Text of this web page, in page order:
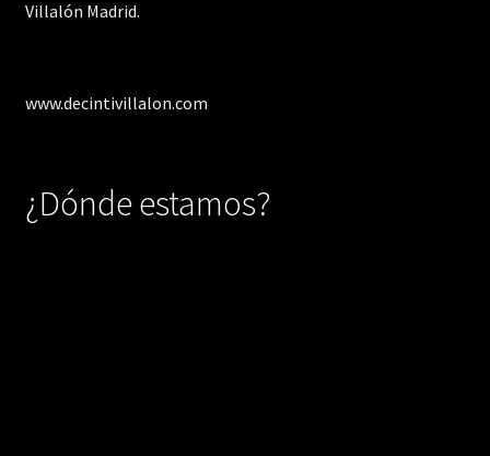
Villalón Madrid.
www.decintivillalon.com
¿Dónde estamos?